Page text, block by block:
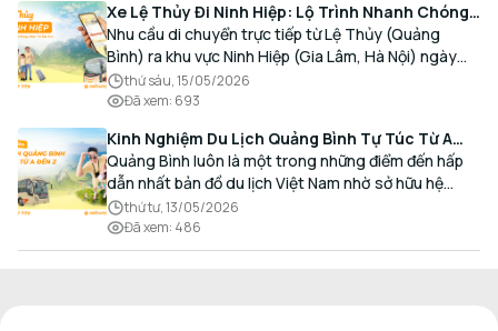
Xe Lệ Thủy Đi Ninh Hiệp: Lộ Trình Nhanh Chóng,
Đón Trả Tận Nơi
Nhu cầu di chuyển trực tiếp từ Lệ Thủy (Quảng
Bình) ra khu vực Ninh Hiệp (Gia Lâm, Hà Nội) ngày
càng gia tăng, đặc biệt đối với các hành khách có
nhu cầu giao thương, kinh doanh và mua sắm.
thứ sáu, 15/05/2026
Đã xem: 693
Kinh Nghiệm Du Lịch Quảng Bình Tự Túc Từ A
Đến Z Chi Tiết Nhất
Quảng Bình luôn là một trong những điểm đến hấp
dẫn nhất bản đồ du lịch Việt Nam nhờ sở hữu hệ
thống hang động kỳ vĩ, những bãi biển hoang sơ và
nét ẩm thực đậm đà bản sắc.
thứ tư, 13/05/2026
Đã xem: 486